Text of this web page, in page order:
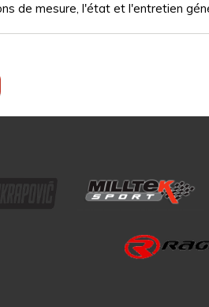
de mesure, l'état et l'entretien